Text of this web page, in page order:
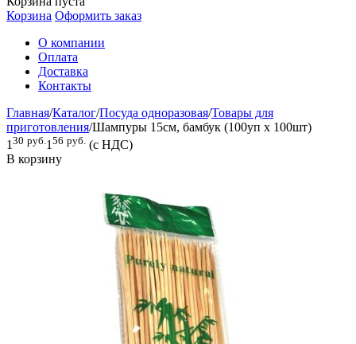
Корзина Оформить заказ
О компании
Оплата
Доставка
Контакты
Главная/Каталог/Посуда одноразовая/Товары для
приготовления/Шампуры 15см, бамбук (100уп х 100шт)
1 30 руб.1 56 руб. (с НДС)
В корзину